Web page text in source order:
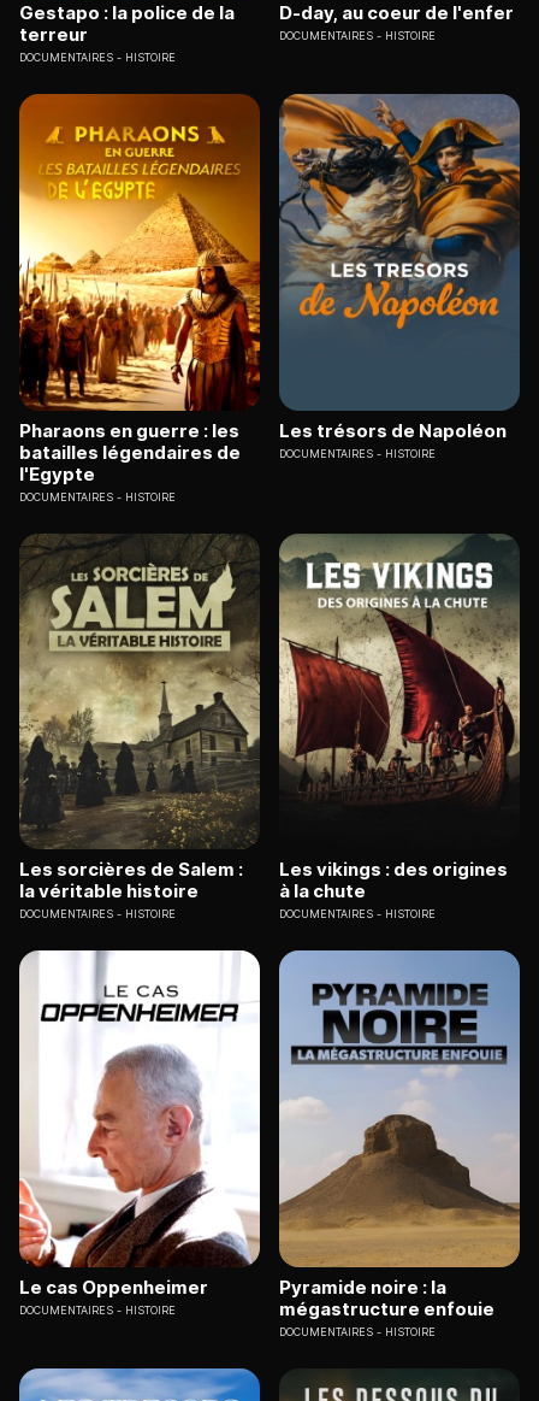
Gestapo : la police de la
terreur
DOCUMENTAIRES HISTOIRE
D-day, au coeur de l'enfer
DOCUMENTAIRES HISTOIRE
Pharaons en guerre : les
batailles légendaires de
l'Egypte
DOCUMENTAIRES HISTOIRE
Les trésors de Napoléon
DOCUMENTAIRES HISTOIRE
Les sorcières de Salem :
la véritable histoire
DOCUMENTAIRES HISTOIRE
Les vikings : des origines
à la chute
DOCUMENTAIRES HISTOIRE
Le cas Oppenheimer
DOCUMENTAIRES HISTOIRE
Pyramide noire : la
mégastructure enfouie
DOCUMENTAIRES HISTOIRE